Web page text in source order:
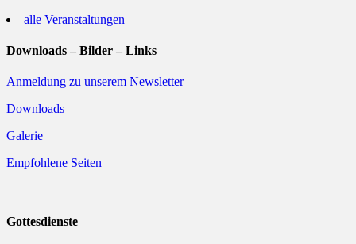
alle Veranstaltungen
Downloads – Bilder – Links
Anmeldung zu unserem Newsletter
Downloads
Galerie
Empfohlene Seiten
Gottesdienste